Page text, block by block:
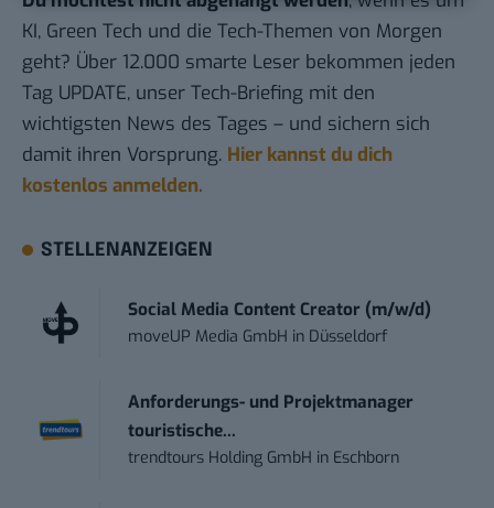
KI, Green Tech und die Tech-Themen von Morgen
geht? Über 12.000 smarte Leser bekommen jeden
Tag UPDATE, unser Tech-Briefing mit den
wichtigsten News des Tages – und sichern sich
damit ihren Vorsprung. Hier kannst du dich
kostenlos anmelden.
STELLENANZEIGEN
Social Media Content Creator (m/w/d)
moveUP Media GmbH in Düsseldorf
Anforderungs- und Projektmanager
touristische...
trendtours Holding GmbH in Eschborn